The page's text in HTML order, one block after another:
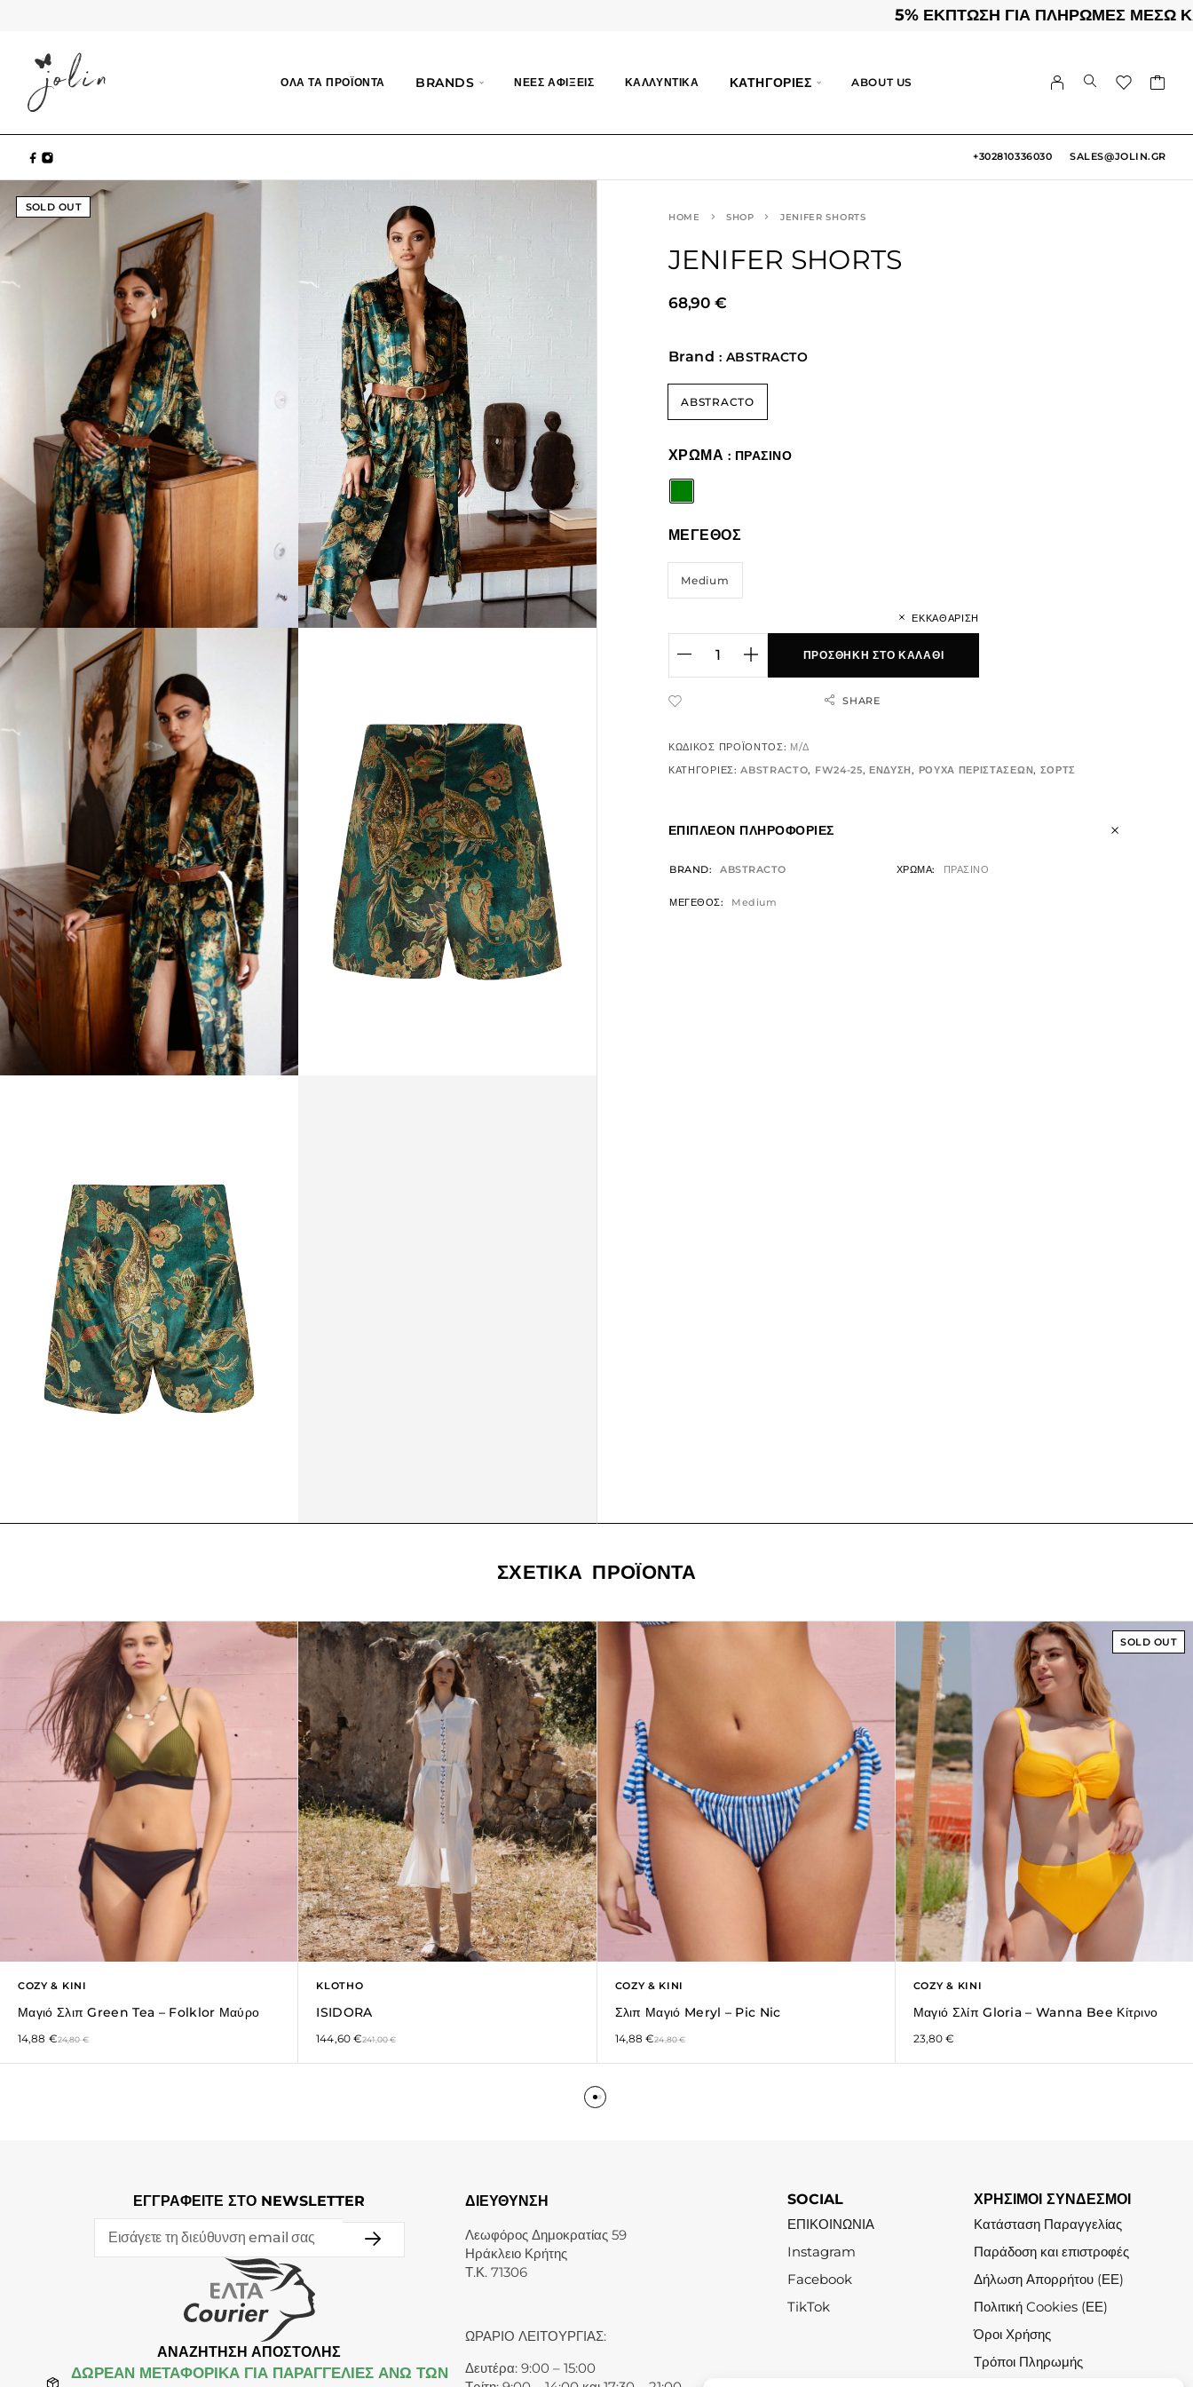
5% ΕΚΠΤΩΣΗ ΓΙΑ ΠΛΗΡΩΜΕΣ ΜΕΣΩ
ΟΛΑ ΤΑ ΠΡΟΪΟΝΤΑ BRANDS ΝΕΕΣ ΑΦΙΞΕΙΣ ΚΑΛΛΥΝΤΙΚΑ ΚΑΤΗΓΟΡΙΕΣ ABOUT US
+302810336030 SALES@JOLIN.GR
SOLD OUT
HOME SHOP JENIFER SHORTS
JENIFER SHORTS
68,90 €
Brand : ABSTRACTO
ABSTRACTO
ΧΡΩΜΑ : ΠΡΑΣΙΝΟ
ΜΕΓΕΘΟΣ
Medium
ΕΚΚΑΘΆΡΙΣΗ
ΠΡΟΣΘΉΚΗ ΣΤΟ ΚΑΛΆΘΙ
SHARE
ΚΩΔΙΚΌΣ ΠΡΟΪΌΝΤΟΣ: Μ/Δ
ΚΑΤΗΓΟΡΊΕΣ:ABSTRACTO, FW24-25, ΕΝΔΥΣΗ, ΡΟΥΧΑ ΠΕΡΙΣΤΑΣΕΩΝ, ΣΟΡΤΣ
ΕΠΙΠΛΈΟΝ ΠΛΗΡΟΦΟΡΊΕΣ
BRAND ABSTRACTO ΧΡΩΜΑ ΠΡΑΣΙΝΟ
ΜΕΓΕΘΟΣ Medium
ΣΧΕΤΙΚΆ ΠΡΟΪΌΝΤΑ
COZY & KINI
Μαγιό Σλιπ Green Tea – Folklor Μαύρο
24,80€
14,88 €
KLOTHO
ISIDORA
241,00€
144,60€
COZY & KINI
Σλιπ Μαγιό Meryl – Pic Nic
24,80€
14,88€
SOLD OUT
COZY & KINI
Μαγιό Σλίπ Gloria – Wanna Bee Κίτρινο
23,80€
ΕΓΓΡΑΦΕΙΤΕ ΣΤΟ NEWSLETTER
ΑΝΑΖΗΤΗΣΗ ΑΠΟΣΤΟΛΗΣ
ΔΩΡΕΆΝ ΜΕΤΑΦΟΡΙΚΑ ΓΙΑ ΠΑΡΑΓΓΕΛΙΕΣ ΑΝΩ ΤΩΝ
ΔΙΕΥΘΥΝΣΗ
Λεωφόρος Δημοκρατίας 59
Ηράκλειο Κρήτης
Τ.Κ. 71306
ΩΡΑΡΙΟ ΛΕΙΤΟΥΡΓΙΑΣ:
Δευτέρα: 9:00 – 15:00
SOCIAL
ΕΠΙΚΟΙΝΩΝΙΑ
Instagram
Facebook
TikTok
ΧΡΗΣΙΜΟΙ ΣΥΝΔΕΣΜΟΙ
Κατάσταση Παραγγελίας
Παράδοση και επιστροφές
Δήλωση Απορρήτου (ΕΕ)
Πολιτική Cookies (ΕΕ)
Όροι Χρήσης
Τρόποι Πληρωμής